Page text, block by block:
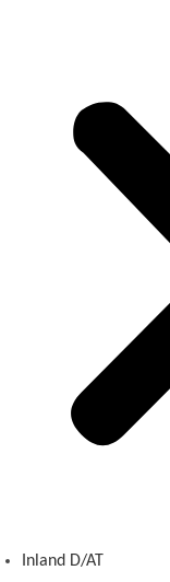
Inland D/AT